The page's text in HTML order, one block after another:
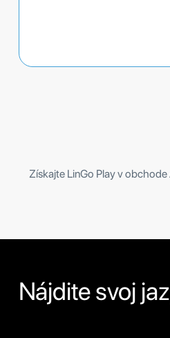
Získajte LinGo Play v obchode
Nájdite svoj